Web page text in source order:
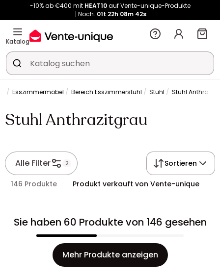
-10% ab €400 mit HEAT10auf Vente-unique-Produkte
Noch: 01t 22h 08m 42s
-10% ab €400 mitHEAT10auf Vente-unique-Produkte
Katalog
Esszimmermöbel Bereich Esszimmerstuhl Stuhl Stuhl
Stuhl Anthrazitgrau
Alle Filter 2 Sortieren
146 Produkte Produkt verkauft von Vente-unique
Sie haben 60 Produkte von 146 gesehen
Mehr Produkte anzeigen